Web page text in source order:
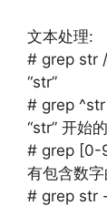
文本处理:
# grep str
“str”
# grep ^str
“str” 开始
# grep [0-
有包含数
# grep str